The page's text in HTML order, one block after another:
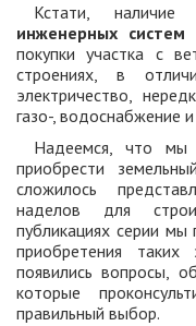
Кстати,
инженерных систем
покупки участка с
строениях, в
электричество,
газо-, водоснабжение и
Надеемся, что мы
приобрести
сложилось
наделов для
публикациях серии
приобретения
появились вопросы,
которые
правильный выбор.